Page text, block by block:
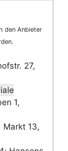
den Anbieter
27,
1,
Markt 13,